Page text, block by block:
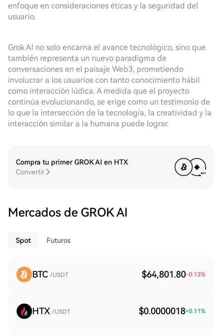
enfoque en consideraciones éticas y la seguridad del
usuario.
Grok AI no solo encarna el avance tecnológico, sino que
también representa un nuevo paradigma de
conversaciones en el paisaje Web3, prometiendo
involucrar a los usuarios con tanto conocimiento hábil
como interacción lúdica. A medida que el proyecto
continúa evolucionando, se erige como un testimonio de
lo que la intersección de la tecnología, la creatividad y la
interacción similar a la humana puede lograr.
Compra tu primer GROK AI en HTX
Convertir
Mercados de GROK AI
Spot Futuros
BTC /USDT $64,801.80-0.13%
HTX /USDT $0.0000018+0.11%